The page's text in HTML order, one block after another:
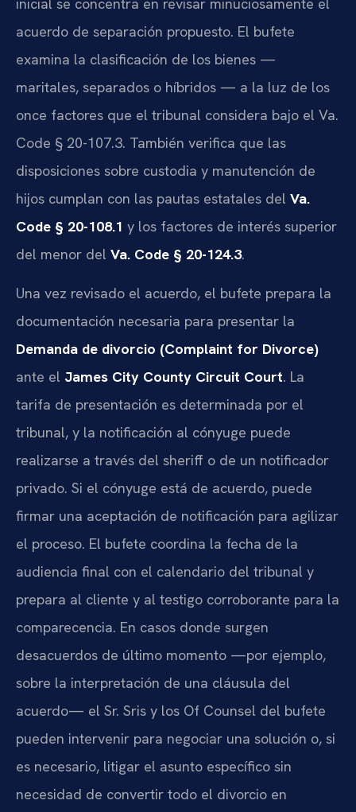
acuerdo de separación propuesto. El bufete
examina la clasificación de los bienes —
maritales, separados o híbridos — a la luz de los
once factores que el tribunal considera bajo el Va.
Code § 20-107.3. También verifica que las
disposiciones sobre custodia y manutención de
hijos cumplan con las pautas estatales del Va.
Code § 20-108.1 y los factores de interés superior
del menor del Va. Code § 20-124.3.
Una vez revisado el acuerdo, el bufete prepara la
documentación necesaria para presentar la
Demanda de divorcio (Complaint for Divorce)
ante el James City County Circuit Court. La
tarifa de presentación es determinada por el
tribunal, y la notificación al cónyuge puede
realizarse a través del sheriff o de un notificador
privado. Si el cónyuge está de acuerdo, puede
firmar una aceptación de notificación para agilizar
el proceso. El bufete coordina la fecha de la
audiencia final con el calendario del tribunal y
prepara al cliente y al testigo corroborante para la
comparecencia. En casos donde surgen
desacuerdos de último momento —por ejemplo,
sobre la interpretación de una cláusula del
acuerdo— el Sr. Sris y los Of Counsel del bufete
pueden intervenir para negociar una solución o, si
es necesario, litigar el asunto específico sin
necesidad de convertir todo el divorcio en